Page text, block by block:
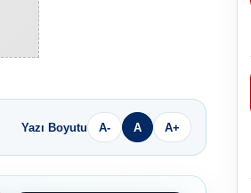
Yazı Boyutu A- A A+